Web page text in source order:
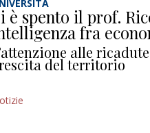
è spento il prof.
fra
alle
del territorio